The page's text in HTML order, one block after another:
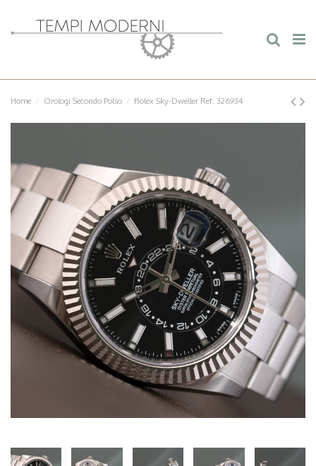
Home Orologi Secondo Polso Rolex Sky-Dweller Ref. 326934